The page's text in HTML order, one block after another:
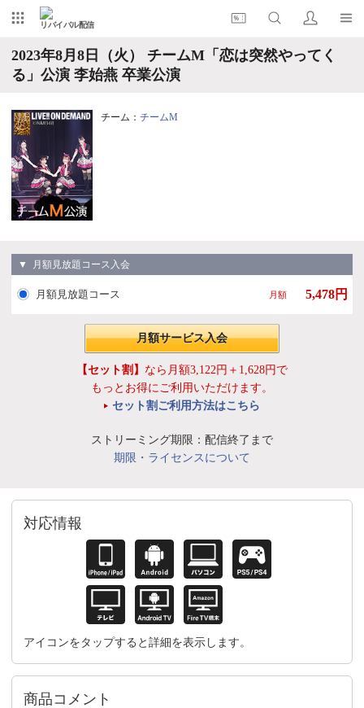
リバイバル配信
2023年8月8日（火） チームM「恋は突然やってく
る」公演 李始燕 卒業公演
チーム： チームM
▼ 月額見放題コース入会
月額見放題コース 月額 5,478円
月額サービス入会
【セット割】 なら月額3,122円＋1,628円で
もっとお得にご利用いただけます。
セット割ご利用方法はこちら
ストリーミング期限：配信終了まで
期限・ライセンスについて
対応情報
アイコンをタップすると詳細を表示します。
商品コメント